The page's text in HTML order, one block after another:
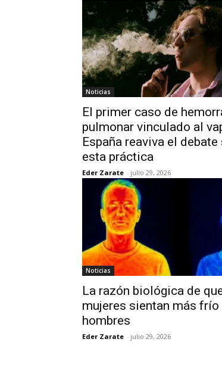
Noticias
El primer caso de
pulmonar vinculado al
España reaviva el debate
esta práctica
Eder Zarate - julio 29, 2026
Noticias
La razón biológica de
mujeres sientan más frío
hombres
Eder Zarate - julio 29, 2026